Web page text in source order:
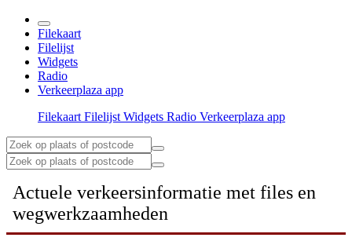
Filekaart
Filelijst
Widgets
Radio
Verkeerplaza app
Filekaart Filelijst Widgets Radio Verkeerplaza app
Actuele verkeersinformatie met files en
wegwerkzaamheden